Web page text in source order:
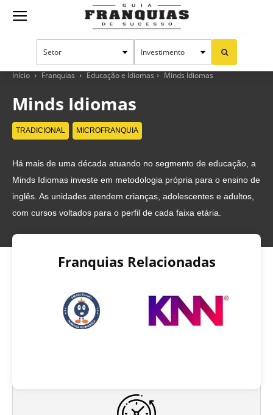
Guia
Franquias
Sucesso
Início Franquias Educação e Idiomas Minds Idiomas
Minds Idiomas
TRADICIONAL MICROFRANQUIA
Há mais de uma década atuando no segmento de educação, a
Minds Idiomas investe em metodologia própria para o ensino de
inglês. As unidades atendem crianças, adolescentes e adultos,
com cursos voltados para o perfil de cada faixa etária.
Franquias Relacionadas